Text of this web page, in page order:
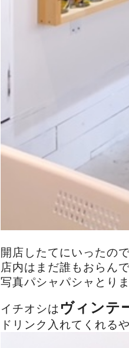
開店したてにいったので
店内はまだ誰もおらんで
写真パシャパシャとり
イチオシは ヴィンテ
ドリンク入れてくれる